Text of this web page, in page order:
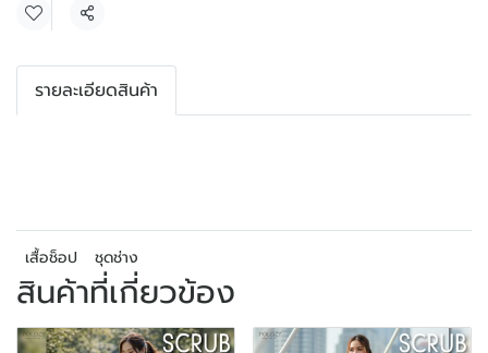
แชร์
รายละเอียดสินค้า
เสื้อช็อป ชุดช่าง
สินค้าที่เกี่ยวข้อง